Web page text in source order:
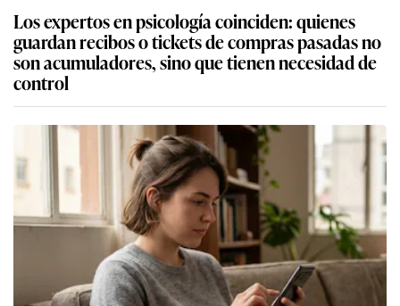
Los expertos en psicología coinciden: quienes
guardan recibos o tickets de compras pasadas no
son acumuladores, sino que tienen necesidad de
control